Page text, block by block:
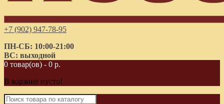
+7 (902) 947-78-95
ПН-СБ: 10:00-21:00
ВС: выходной
0 товар(ов) - 0 р.
В корзине пусто!